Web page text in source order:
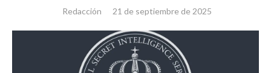
Redacción 21 de septiembre de 2025